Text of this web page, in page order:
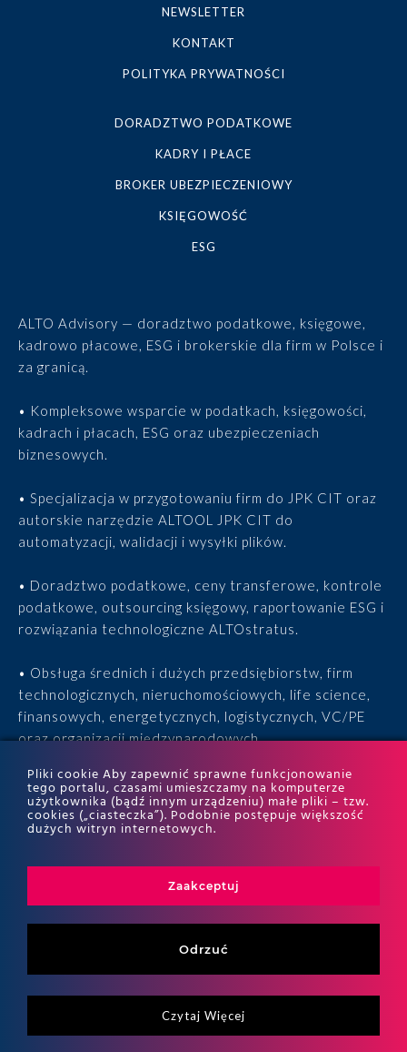
NEWSLETTER
KONTAKT
POLITYKA PRYWATNOŚCI
DORADZTWO PODATKOWE
KADRY I PŁACE
BROKER UBEZPIECZENIOWY
KSIĘGOWOŚĆ
ESG
ALTO Advisory — doradztwo podatkowe, księgowe,
kadrowo płacowe, ESG i brokerskie dla firm w Polsce i
za granicą.
• Kompleksowe wsparcie w podatkach, księgowości,
kadrach i płacach, ESG oraz ubezpieczeniach
biznesowych.
• Specjalizacja w przygotowaniu firm do JPK CIT oraz
autorskie narzędzie ALTOOL JPK CIT do
automatyzacji, walidacji i wysyłki plików.
• Doradztwo podatkowe, ceny transferowe, kontrole
podatkowe, outsourcing księgowy, raportowanie ESG i
rozwiązania technologiczne ALTOstratus.
• Obsługa średnich i dużych przedsiębiorstw, firm
technologicznych, nieruchomościowych, life science,
finansowych, energetycznych, logistycznych, VC/PE
oraz organizacji międzynarodowych.
• 15 lat doświadczenia, 170 ekspertów, tysiące
zrealizowanych projektów i wyróżnienia w rankingach
ITR World Tax i ITR World TP.
Pliki cookie Aby zapewnić sprawne funkcjonowanie
tego portalu, czasami umieszczamy na komputerze
użytkownika (bądź innym urządzeniu) małe pliki – tzw.
cookies („ciasteczka”). Podobnie postępuje większość
dużych witryn internetowych.
Zaakceptuj
Odrzuć
Czytaj Więcej